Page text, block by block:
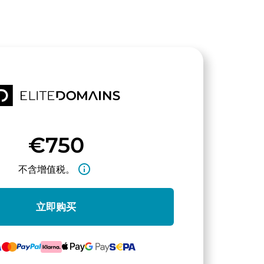
€750
不含增值税。 info_outline
立即购买